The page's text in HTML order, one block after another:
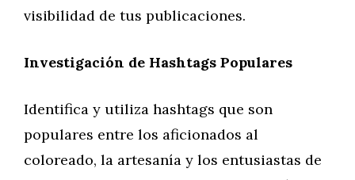
visibilidad de tus publicaciones.
Investigación de Hashtags Populares
Identifica y utiliza hashtags que son
populares entre los aficionados al
coloreado, la artesanía y los entusiastas de